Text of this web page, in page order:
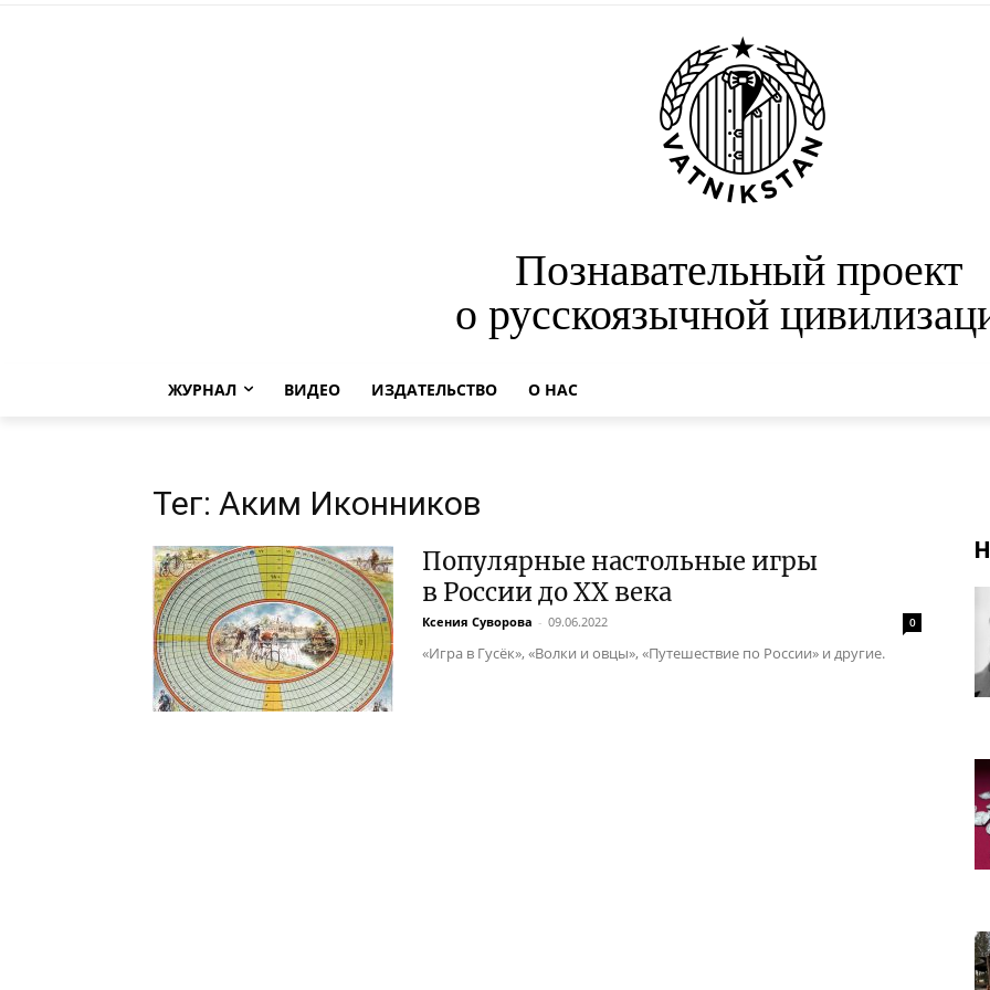
Познавательный проект
о русскоязычной
ЖУРНАЛ ВИДЕО ИЗДАТЕЛЬСТВО О НАС
Тег: Аким Иконников
Популярные настольные игры
в России до XX века
Ксения Суворова - 09.06.2022 0
«Игра в Гусёк», «Волки и овцы», «Путешествие по России» и другие.